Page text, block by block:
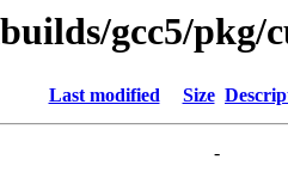
gcc5/pkg/
Last modified Size
-